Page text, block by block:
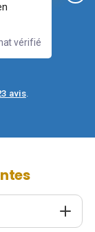
vérifié
les
avis.